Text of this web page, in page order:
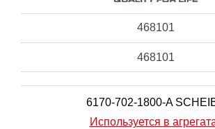
468101
468101
6170-702-1800-A
Используется в